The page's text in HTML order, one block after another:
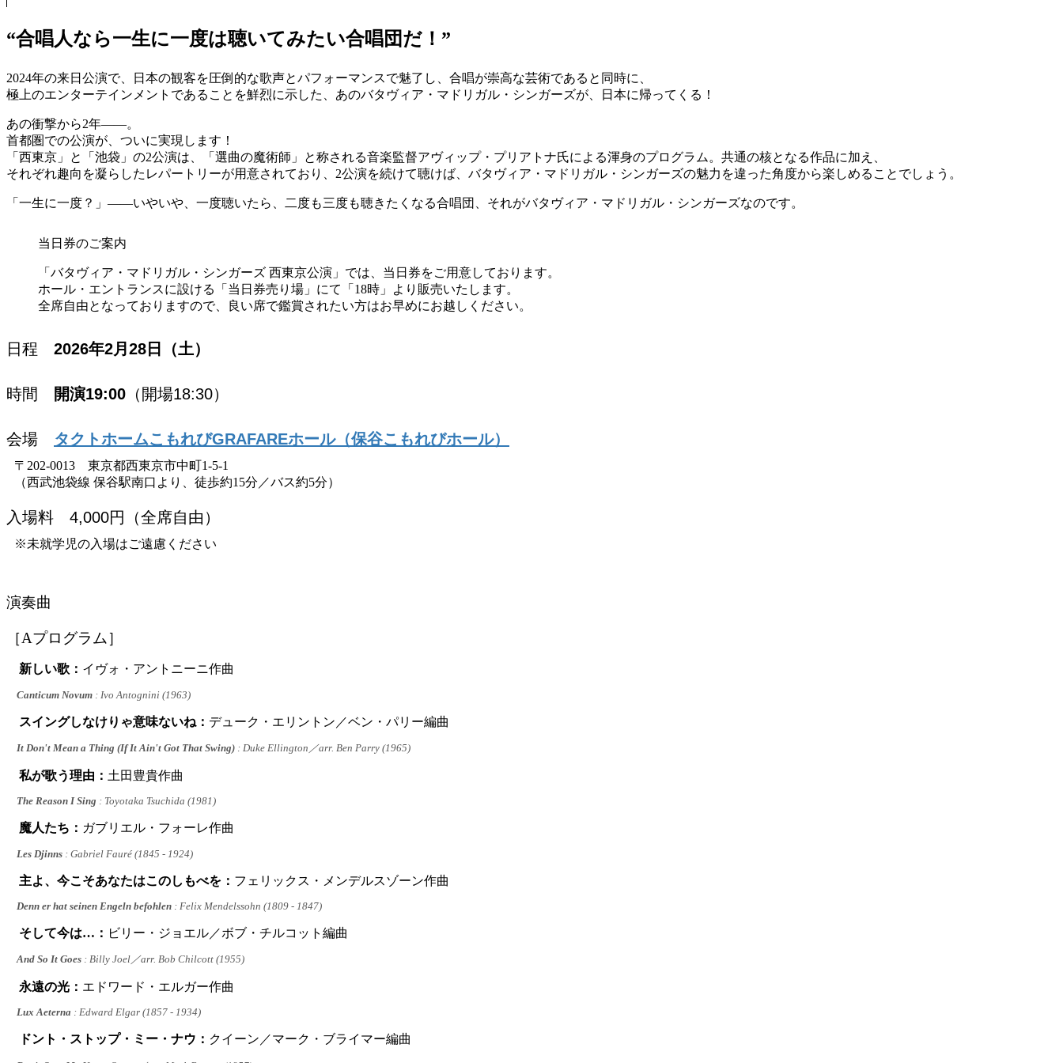
“合唱人なら一生に一度は聴いてみたい合唱団だ！”
2024年の来日公演で、日本の観客を圧倒的な歌声とパフォーマンスで魅了し、合唱が崇高な芸術であると同時に、
極上のエンターテインメントであることを鮮烈に示した、あのバタヴィア・マドリガル・シンガーズが、日本に帰ってくる！
あの衝撃から2年――。
首都圏での公演が、ついに実現します！
「西東京」と「池袋」の2公演は、「選曲の魔術師」と称される音楽監督アヴィップ・プリアトナ氏による渾身のプログラム。共通の核となる作品に加え、
それぞれ趣向を凝らしたレパートリーが用意されており、2公演を続けて聴けば、バタヴィア・マドリガル・シンガーズの魅力を違った角度から楽しめることでしょう。
「一生に一度？」――いやいや、一度聴いたら、二度も三度も聴きたくなる合唱団、それがバタヴィア・マドリガル・シンガーズなのです。
当日券のご案内
「バタヴィア・マドリガル・シンガーズ 西東京公演」では、当日券をご用意しております。
ホール・エントランスに設ける「当日券売り場」にて「18時」より販売いたします。
全席自由となっておりますので、良い席で鑑賞されたい方はお早めにお越しください。
日程 2026年2月28日（土）
時間 開演19:00 （開場18:30）
会場 タクトホームこもれびGRAFAREホール（保谷こもれびホール）
〒202-0013 東京都西東京市中町1-5-1
（西武池袋線 保谷駅南口より、徒歩約15分／バス約5分）
入場料 4,000円（全席自由）
※未就学児の入場はご遠慮ください
演奏曲
［Aプログラム］
新しい歌： イヴォ・アントニーニ作曲
Canticum Novum : Ivo Antognini (1963)
スイングしなけりゃ意味ないね： デューク・エリントン／ベン・パリー編曲
It Don't Mean a Thing (If It Ain't Got That Swing) : Duke Ellington／arr. Ben Parry (1965)
私が歌う理由： 土田豊貴作曲
The Reason I Sing : Toyotaka Tsuchida (1981)
魔人たち： ガブリエル・フォーレ作曲
Les Djinns : Gabriel Fauré (1845 - 1924)
主よ、今こそあなたはこのしもべを： フェリックス・メンデルスゾーン作曲
Denn er hat seinen Engeln befohlen : Felix Mendelssohn (1809 - 1847)
そして今は…： ビリー・ジョエル／ボブ・チルコット編曲
And So It Goes : Billy Joel／arr. Bob Chilcott (1955)
永遠の光： エドワード・エルガー作曲
Lux Aeterna : Edward Elgar (1857 - 1934)
ドント・ストップ・ミー・ナウ： クイーン／マーク・ブライマー編曲